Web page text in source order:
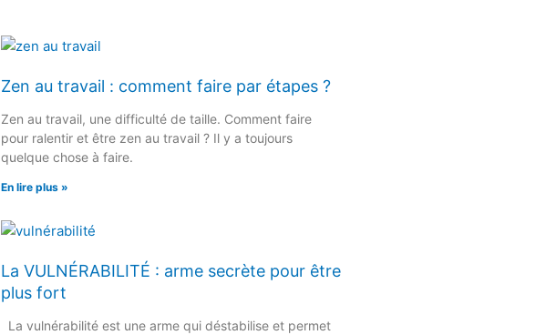
Zen au travail : comment faire par étapes ?
Zen au travail, une difficulté de taille. Comment faire
pour ralentir et être zen au travail ? Il y a toujours
quelque chose à faire.
En lire plus »
La VULNÉRABILITÉ : arme secrète pour être
plus fort
La vulnérabilité est une arme qui déstabilise et permet